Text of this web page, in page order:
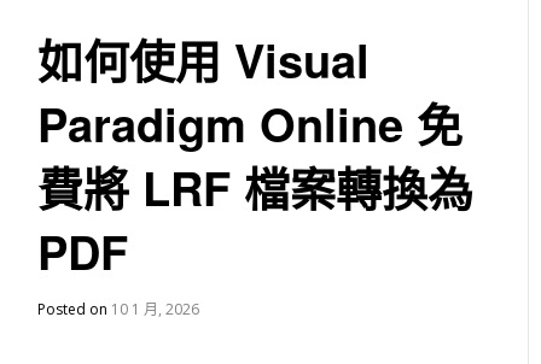
如何使用 Visual
Paradigm Online 免
費將 LRF 檔案轉換為
PDF
Posted on 10 1 月, 2026